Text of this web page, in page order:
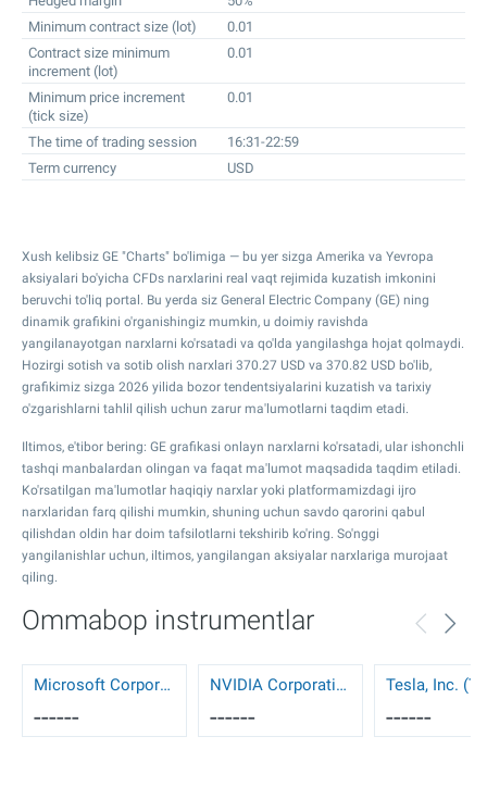
Minimum contract size (lot)
0.01
Contract size minimum
increment (lot)
0.01
Minimum price increment
(tick size)
0.01
The time of trading session
16:31-22:59
Term currency
USD
Xush kelibsiz GE "Charts" bo'limiga — bu yer sizga Amerika va Yevropa
aksiyalari bo'yicha CFDs narxlarini real vaqt rejimida kuzatish imkonini
beruvchi to'liq portal. Bu yerda siz General Electric Company (GE) ning
dinamik grafikini o'rganishingiz mumkin, u doimiy ravishda
yangilanayotgan narxlarni ko'rsatadi va qo'lda yangilashga hojat qolmaydi.
Hozirgi sotish va sotib olish narxlari 370.27 USD va 370.82 USD bo'lib,
grafikimiz sizga 2026 yilida bozor tendentsiyalarini kuzatish va tarixiy
o'zgarishlarni tahlil qilish uchun zarur ma'lumotlarni taqdim etadi.
Iltimos, e'tibor bering: GE grafikasi onlayn narxlarni ko'rsatadi, ular ishonchli
tashqi manbalardan olingan va faqat ma'lumot maqsadida taqdim etiladi.
Ko'rsatilgan ma'lumotlar haqiqiy narxlar yoki platformamizdagi ijro
narxlaridan farq qilishi mumkin, shuning uchun savdo qarorini qabul
qilishdan oldin har doim tafsilotlarni tekshirib ko'ring. So'nggi
yangilanishlar uchun, iltimos, yangilangan aksiyalar narxlariga murojaat
qiling.
Ommabop instrumentlar
Microsoft Corporation (MSFT)
------
NVIDIA Corporation (NVDA)
------
Tesla, Inc.
------